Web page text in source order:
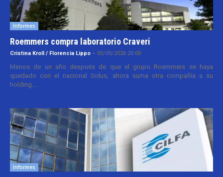
Informes
Roemmers compra laboratorio Craveri
Cristina Kroll / Florencia Lippo - 05/05/2026 20:00
Menos de un año después de que el grupo Roemmers se haya
quedado con el nacional Sidus, ahora suma otra compañía a su
holding....
Informes